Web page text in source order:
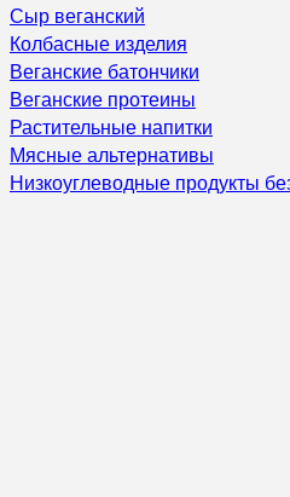
Сыр веганский
Колбасные изделия
Веганские батончики
Веганские протеины
Растительные напитки
Мясные альтернативы
Низкоуглеводные продукты